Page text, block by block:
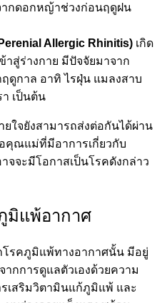
ากดอกหญ้าช่วงก่อนฤดูฝน
Allergic Rhinitis) เกิด
าสู่ร่างกาย มีปัจจัยมาจาก
ดูกาล อาทิ ไรฝุ่น แมลงสาบ
เป็นต้น
ใจยังสามารถส่งต่อกันได้ผ่าน
ณแม่ที่มีอาการเกี่ยวกับ
จจะมีโอกาสเป็นโรคดังกล่าว
มิแพ้อากาศ
โรคภูมิแพ้ทางอากาศนั้น มีอยู่
กการดูแลตัวเองด้วยความ
เสริมวิตามินแก้ภูมิแพ้ และ